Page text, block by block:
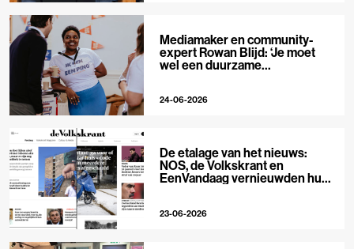
Mediamaker en community-
expert Rowan Blijd: ‘Je moet
wel een duurzame
24-06-2026
De etalage van het nieuws:
NOS, de Volkskrant en
EenVandaag vernieuwden hun
23-06-2026